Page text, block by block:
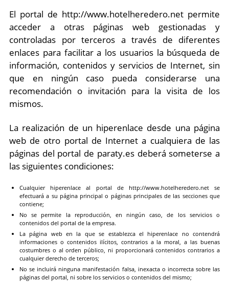
El portal de http://www.hotelheredero.net permite
acceder a otras páginas web gestionadas y
controladas por terceros a través de diferentes
enlaces para facilitar a los usuarios la búsqueda de
información, contenidos y servicios de Internet, sin
que en ningún caso pueda considerarse una
recomendación o invitación para la visita de los
mismos.
La realización de un hiperenlace desde una página
web de otro portal de Internet a cualquiera de las
páginas del portal de paraty.es deberá someterse a
las siguientes condiciones:
Cualquier hiperenlace al portal de http://www.hotelheredero.net se
efectuará a su página principal o páginas principales de las secciones que
contiene;
No se permite la reproducción, en ningún caso, de los servicios o
contenidos del portal de la empresa.
La página web en la que se establezca el hiperenlace no contendrá
informaciones o contenidos ilícitos, contrarios a la moral, a las buenas
costumbres o al orden público, ni proporcionará contenidos contrarios a
cualquier derecho de terceros;
No se incluirá ninguna manifestación falsa, inexacta o incorrecta sobre las
páginas del portal, ni sobre los servicios o contenidos del mismo;